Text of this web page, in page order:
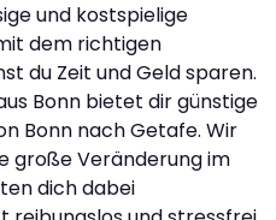
und kostspielige
dem richtigen
du Zeit und Geld sparen.
Bonn bietet dir günstige
Bonn nach Getafe. Wir
große Veränderung im
dich dabei